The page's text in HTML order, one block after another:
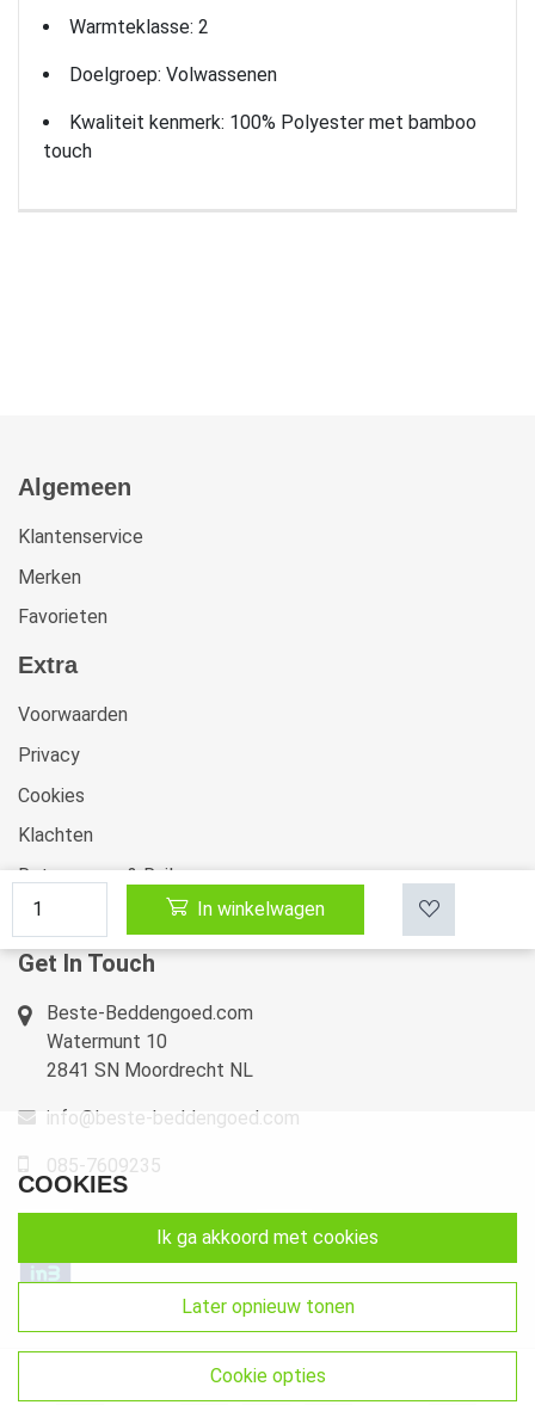
In winkelwagen
Warmteklasse: 2
Doelgroep: Volwassenen
Kwaliteit kenmerk: 100% Polyester met bamboo
touch
Algemeen
Klantenservice
Merken
Favorieten
Extra
Voorwaarden
Privacy
Cookies
Klachten
Retourneren & Ruilen
Sitemap
Get In Touch
Beste-Beddengoed.com
Watermunt 10
2841 SN Moordrecht NL
info@beste-beddengoed.com
085-7609235
COOKIES
ik ga akkoord met cookies
later opnieuw tonen
cookie opties